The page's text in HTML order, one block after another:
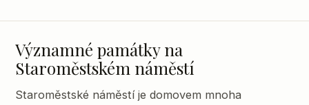
Významné památky na
Staroměstském náměstí
Staroměstské náměstí je domovem mnoha